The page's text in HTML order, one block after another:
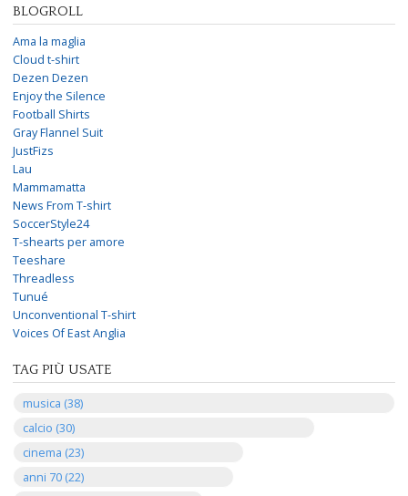
BLOGROLL
Ama la maglia
Cloud t-shirt
Dezen Dezen
Enjoy the Silence
Football Shirts
Gray Flannel Suit
JustFizs
Lau
Mammamatta
News From T-shirt
SoccerStyle24
T-shearts per amore
Teeshare
Threadless
Tunué
Unconventional T-shirt
Voices Of East Anglia
TAG PIÙ USATE
musica (38)
calcio (30)
cinema (23)
anni 70 (22)